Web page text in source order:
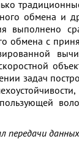
обмена и
выполнено
обмена с
задач